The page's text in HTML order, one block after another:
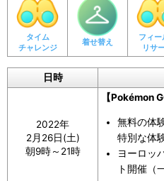
続行リサーチで「シャド
ウホウオウ・APEX」の「
年2月16日追加発表）
コレクションチャレンジ
着せ替えアイテムのリワ
イベント中に捕まえた「
ト」、「ホウオウ」は「
る（2022年2月16日発表
タイム
チャレンジ
着せ替え
フィー
リサ
日時
2022年
2月26日(土)
朝9時～21時
【Pokémon
無料の体
特別な体
ヨーロッ
ト開催（